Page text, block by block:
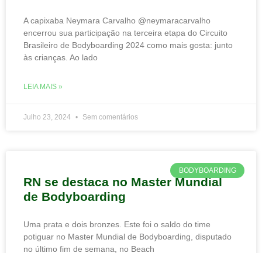
A capixaba Neymara Carvalho @neymaracarvalho
encerrou sua participação na terceira etapa do Circuito
Brasileiro de Bodyboarding 2024 como mais gosta: junto
às crianças. Ao lado
LEIA MAIS »
Julho 23, 2024 Sem comentários
BODYBOARDING
RN se destaca no Master Mundial
de Bodyboarding
Uma prata e dois bronzes. Este foi o saldo do time
potiguar no Master Mundial de Bodyboarding, disputado
no último fim de semana, no Beach